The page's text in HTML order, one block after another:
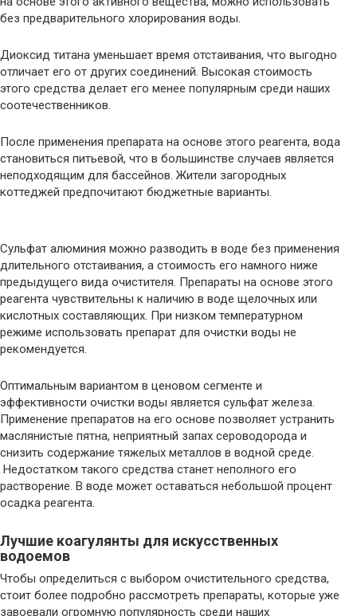
без предварительного хлорирования воды.
Диоксид титана уменьшает время отстаивания, что выгодно
отличает его от других соединений. Высокая стоимость
этого средства делает его менее популярным среди наших
соотечественников.
После применения препарата на основе этого реагента, вода
становиться питьевой, что в большинстве случаев является
неподходящим для бассейнов. Жители загородных
коттеджей предпочитают бюджетные варианты.
Сульфат алюминия можно разводить в воде без применения
длительного отстаивания, а стоимость его намного ниже
предыдущего вида очистителя. Препараты на основе этого
реагента чувствительны к наличию в воде щелочных или
кислотных составляющих. При низком температурном
режиме использовать препарат для очистки воды не
рекомендуется.
Оптимальным вариантом в ценовом сегменте и
эффективности очистки воды является сульфат железа.
Применение препаратов на его основе позволяет устранить
маслянистые пятна, неприятный запах сероводорода и
снизить содержание тяжелых металлов в водной среде.
Недостатком такого средства станет неполного его
растворение. В воде может оставаться небольшой процент
осадка реагента.
Лучшие коагулянты для искусственных
водоемов
Чтобы определиться с выбором очистительного средства,
стоит более подробно рассмотреть препараты, которые уже
завоевали огромную популярность среди наших